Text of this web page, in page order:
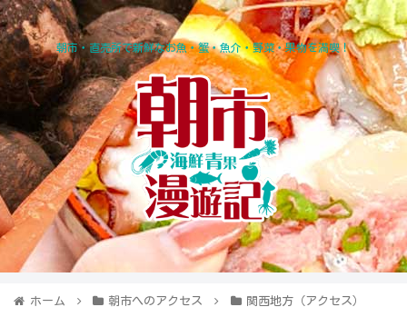
朝市・直売所で新鮮なお魚・蟹・魚介・野菜・果物を満喫！
ホーム 朝市へのアクセス 関西地方（アクセス）